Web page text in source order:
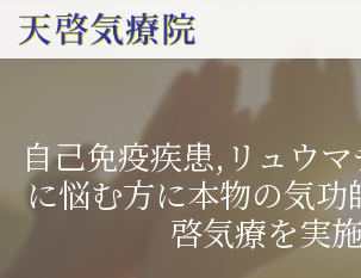
自己免疫疾患,リュウ
に悩む方に本物の気功
啓気療を実施